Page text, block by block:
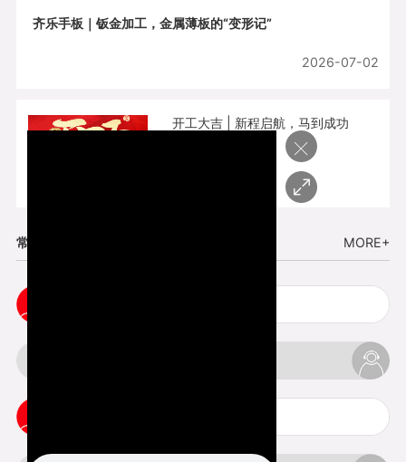
齐乐手板｜钣金加工，金属薄板的“变形记”
2026-07-02
开工大吉 | 新程启航，马到成功
常见问题 MORE+
×